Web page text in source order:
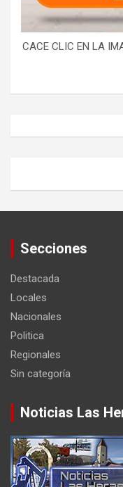
CACE CLIC EN LA
Secciones
Destacada
Locales
Nacionales
Politica
Regionales
Sin categoría
Noticias Las